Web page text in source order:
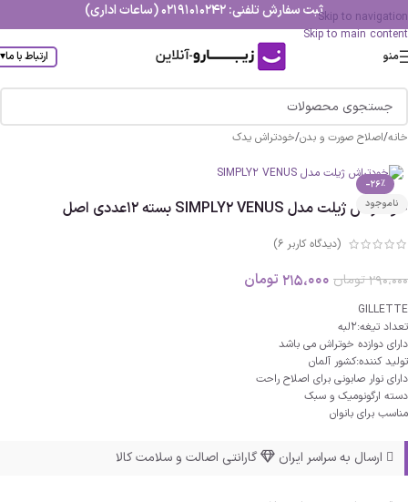
Skip to navigation
Skip to main content
ثبت سفارش تلفنی: 02191010242 (ساعات اداری)
منو ارتباط با ما▾
خانه/اصلاح صورت و بدن/خودتراش یدک
-26%
ناموجود
خودتراش ژیلت مدل SIMPLY2 VENUS بسته 12عددی اصل
(دیدگاه کاربر 6
)
290،000تومان 215،000 تومان
GILLETTE
تعداد تیغه:2لبه
دارای دوازده خوتراش می باشد
تولید کننده:کشور آلمان
دارای نوار صابونی برای اصلاح راحت
دسته ارگونومیک و سبک
مناسب برای بانوان
ارسال به سراسر ایران گارانتی اصالت و سلامت کالا